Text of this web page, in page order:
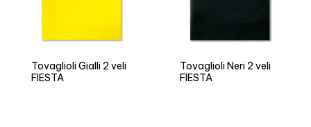
Tovaglioli Gialli 2 veli
FIESTA
Tovaglioli Neri 2 veli
FIESTA